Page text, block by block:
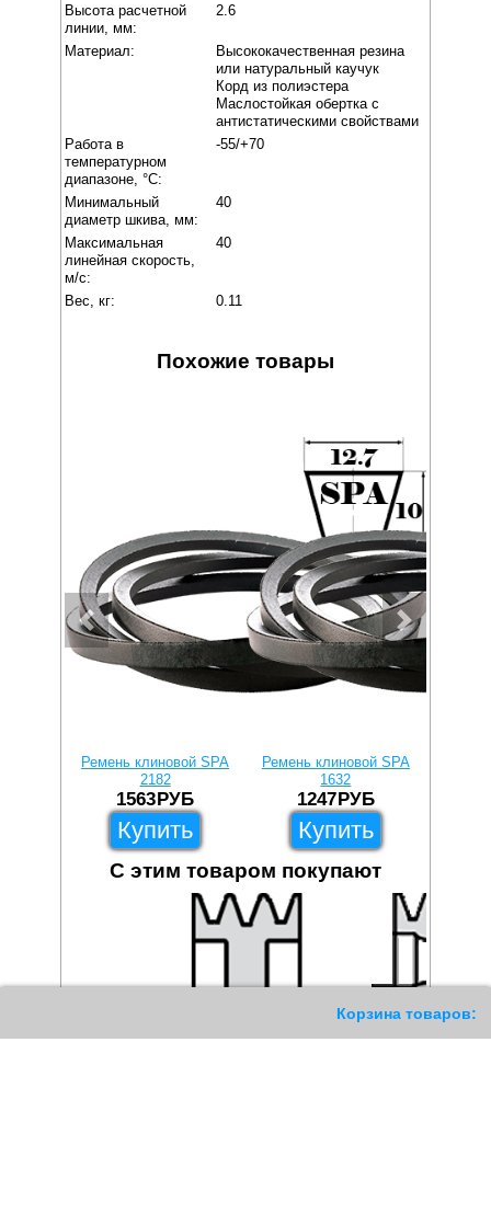
Корзина товаров:
Высота расчетной
линии, мм:
2.6
Материал:
Высококачественная резина
или натуральный каучук
Корд из полиэстера
Маслостойкая обертка с
антистатическими свойствами
Работа в
температурном
диапазоне, °C:
-55/+70
Минимальный
диаметр шкива, мм:
40
Максимальная
линейная скорость,
м/с:
40
Вес, кг: 0.11
Похожие товары
Ремень клиновой SPA
2182
1563РУБ
Купить
Ремень клиновой SPA
1632
1247РУБ
Купить
С этим товаром покупают
187